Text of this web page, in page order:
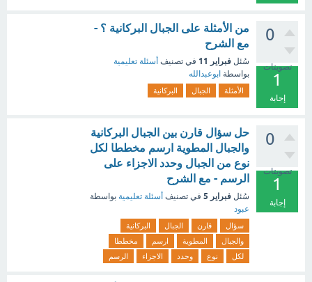
0
تصويتات
1
إجابة
من الأمثلة على الجبال البركانية ؟ -
مع الشرح
سُئل فبراير 11 في تصنيف أسئلة تعليمية
بواسطة ابوعبدالله
الأمثلة الجبال البركانية
0
تصويتات
1
إجابة
حل سؤال قارن بين الجبال البركانية
والجبال المطوية ارسم مخططا لكل
نوع من الجبال وحدد الاجزاء على
الرسم - مع الشرح
سُئل فبراير 5 في تصنيف أسئلة تعليمية بواسطة
عبود
سؤال قارن الجبال
البركانية
والجبال
المطوية ارسم
مخططا
لكل
نوع وحدد الاجزاء الرسم